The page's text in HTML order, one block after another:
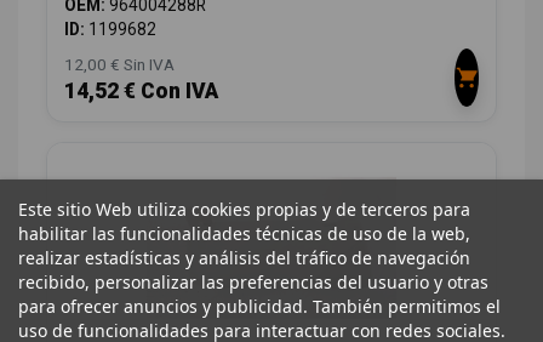
OEM: 964004288R
ID: 1199682
12,00 € Sin IVA
14,52 € Con IVA
Este sitio Web utiliza cookies propias y de terceros para
habilitar las funcionalidades técnicas de uso de la web,
realizar estadísticas y análisis del tráfico de navegación
recibido, personalizar las preferencias del usuario y otras
para ofrecer anuncios y publicidad. También permitimos el
uso de funcionalidades para interactuar con redes sociales.